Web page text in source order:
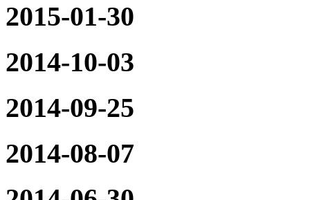
2015-01-30
2014-10-03
2014-09-25
2014-08-07